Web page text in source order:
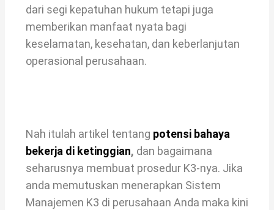
dari segi kepatuhan hukum tetapi juga
memberikan manfaat nyata bagi
keselamatan, kesehatan, dan keberlanjutan
operasional perusahaan.
Nah itulah artikel tentang potensi bahaya
bekerja di ketinggian, dan bagaimana
seharusnya membuat prosedur K3-nya. Jika
anda memutuskan menerapkan Sistem
Manajemen K3 di perusahaan Anda maka kini